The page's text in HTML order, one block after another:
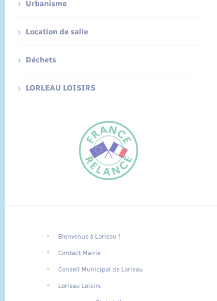
Traduction du
FR
Urbanisme
Location de salle
Déchets
LORLEAU LOISIRS
Bienvenue à Lorleau !
Contact Mairie
Conseil Municipal de Lorleau
Lorleau Loisirs